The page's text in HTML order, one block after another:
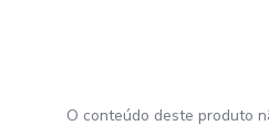
O conteúdo deste produto